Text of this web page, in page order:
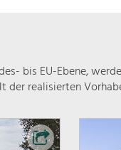
bis EU-Ebene,
realisierten